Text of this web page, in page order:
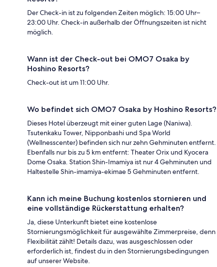
Der Check-in ist zu folgenden Zeiten möglich: 15:00 Uhr–
23:00 Uhr. Check-in außerhalb der Öffnungszeiten ist nicht
möglich.
Wann ist der Check-out bei OMO7 Osaka by
Hoshino Resorts?
Check-out ist um 11:00 Uhr.
Wo befindet sich OMO7 Osaka by Hoshino Resorts?
Dieses Hotel überzeugt mit einer guten Lage (Naniwa).
Tsutenkaku Tower, Nipponbashi und Spa World
(Wellnesscenter) befinden sich nur zehn Gehminuten entfernt.
Ebenfalls nur bis zu 5 km entfernt: Theater Orix und Kyocera
Dome Osaka. Station Shin-Imamiya ist nur 4 Gehminuten und
Haltestelle Shin-imamiya-ekimae 5 Gehminuten entfernt.
Kann ich meine Buchung kostenlos stornieren und
eine vollständige Rückerstattung erhalten?
Ja, diese Unterkunft bietet eine kostenlose
Stornierungsmöglichkeit für ausgewählte Zimmerpreise, denn
Flexibilität zählt! Details dazu, was ausgeschlossen oder
erforderlich ist, findest du in den Stornierungsbedingungen
auf unserer Website.